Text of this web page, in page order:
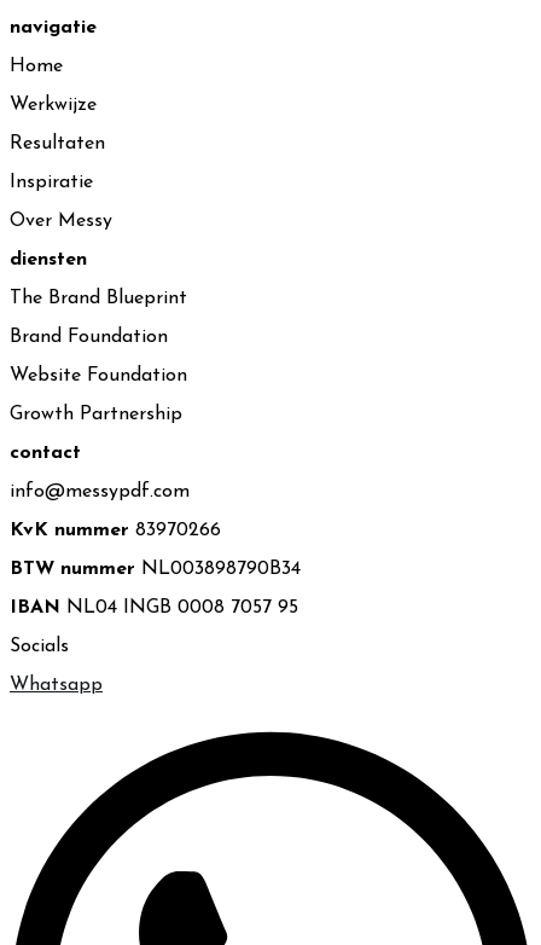
navigatie
Home
Werkwijze
Resultaten
Inspiratie
Over Messy
diensten
The Brand Blueprint
Brand Foundation
Website Foundation
Growth Partnership
contact
info@messypdf.com
KvK nummer 83970266
BTW nummer NL003898790B34
IBAN
NL04 INGB 0008 7057 95
Socials
Whatsapp